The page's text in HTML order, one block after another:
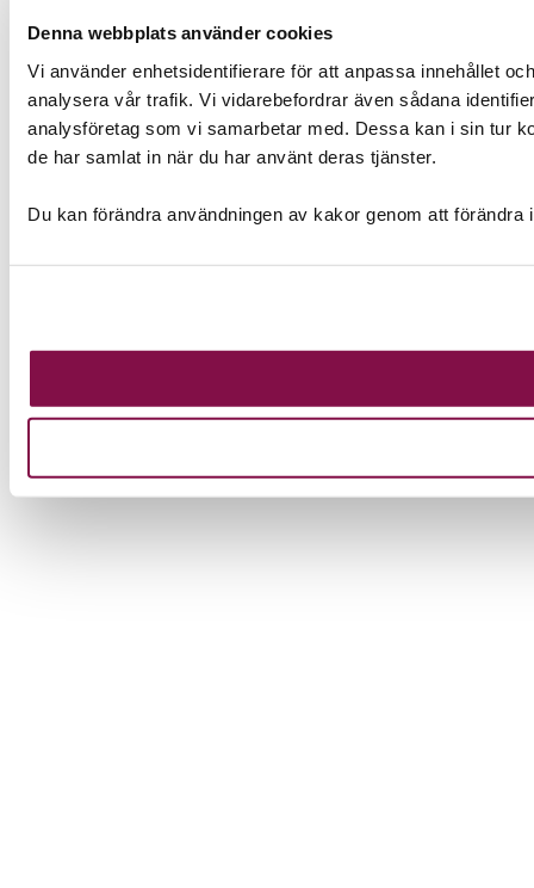
Denna webbplats använder cookies
Vi använder enhetsidentifierare för att anpassa innehållet
analysera vår trafik. Vi vidarebefordrar även sådana
analysföretag som vi samarbetar med. Dessa kan i sin tur
de har samlat in när du har använt deras tjänster.
Du kan förändra användningen av kakor genom att